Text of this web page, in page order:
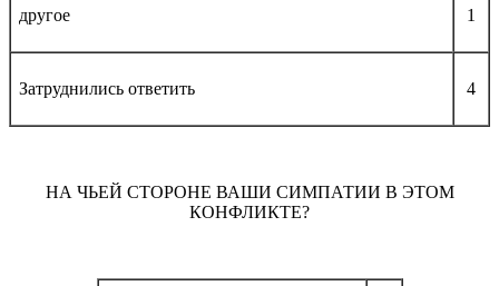
другое 1
Затруднились ответить 4
НА ЧЬЕЙ СТОРОНЕ ВАШИ СИМПАТИИ В ЭТОМ
КОНФЛИКТЕ?